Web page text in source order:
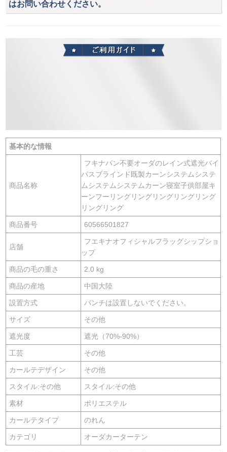
はお問い合わせください。
基本的な情報
商品名称
フキナパン不要オーダのレイン式遮光バイ
パスブラインド既製カーンシステムシステ
ムシステムシステムカーン寝室子供部屋キ
ーンフーリングリングリングリングリング
リングリング
商品番号 60566501827
店舗
フエキナオフィシャルフラッグシップショ
ップ
商品の毛の重さ 2.0 kg
商品の産地 中国大陸
設置方式 パンチは設置しないでください。
サイズ その他
遮光度 遮光（70%-90%）
工芸 その他
カールテデザイン その他
スタイル:その他 スタイル:その他
素材 ポリエステル
カールテタイプ のれん
カテゴリ オーダカーターテン